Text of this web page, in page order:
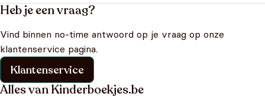
stickers
Heb je een vraag?
Vind binnen no-time antwoord op je vraag op onze
klantenservice pagina.
Klantenservice
Alles van Kinderboekjes.be